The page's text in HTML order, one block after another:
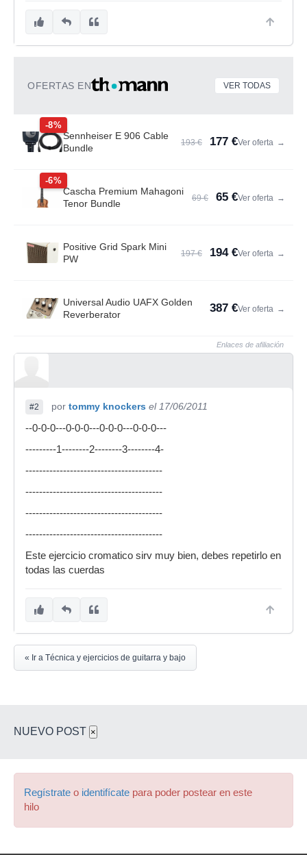
OFERTAS EN VER TODAS
-8%
Sennheiser E 906 Cable
Bundle
193 € 177 €Ver oferta →
-6%
Cascha Premium Mahagoni
Tenor Bundle
69 € 65 €Ver oferta →
Positive Grid Spark Mini
PW
197 € 194 €Ver oferta →
Universal Audio UAFX Golden
Reverberator
387 €Ver oferta →
Enlaces de afiliación
#2 por tommy knockers el 17/06/2011
--0-0-0---0-0-0---0-0-0---0-0-0---
---------1--------2--------3--------4-
----------------------------------------
----------------------------------------
----------------------------------------
----------------------------------------
Este ejercicio cromatico sirv muy bien, debes repetirlo en
todas las cuerdas
« Ir a Técnica y ejercicios de guitarra y bajo
NUEVO POST ×
Regístrate o identifícate para poder postear en este
hilo